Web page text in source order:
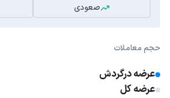
صعودی
حجم معاملات
عرضه درگردش
عرضه کل